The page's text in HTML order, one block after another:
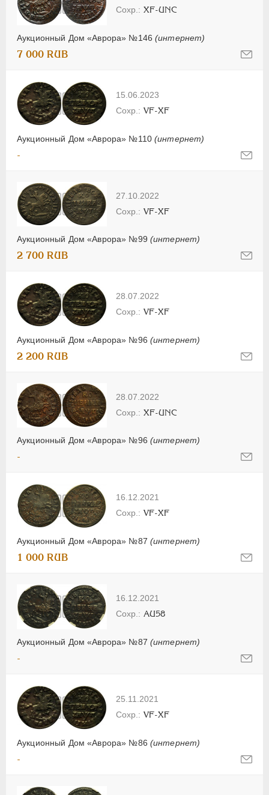
Аукционный Дом «Аврора» №146(интернет)
XF-UNC
7 000 RUB
15.06.2023
Аукционный Дом «Аврора» №110(интернет)
VF-XF
-
27.10.2022
Аукционный Дом «Аврора» №99 (интернет)
VF-XF
2 700 RUB
28.07.2022
Аукционный Дом «Аврора» №96 (интернет)
VF-XF
2 200 RUB
28.07.2022
Аукционный Дом «Аврора» №96 (интернет)
XF-UNC
-
16.12.2021
Аукционный Дом «Аврора» №87 (интернет)
VF-XF
1 000 RUB
16.12.2021
Аукционный Дом «Аврора» №87 (интернет)
AU58
-
25.11.2021
Аукционный Дом «Аврора» №86 (интернет)
VF-XF
-